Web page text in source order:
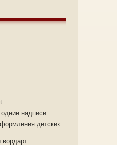
надписи
детских
вордарт